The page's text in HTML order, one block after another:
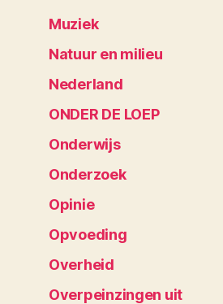
Muziek
Natuur en milieu
Nederland
ONDER DE LOEP
Onderwijs
Onderzoek
Opinie
Opvoeding
Overheid
Overpeinzingen uit